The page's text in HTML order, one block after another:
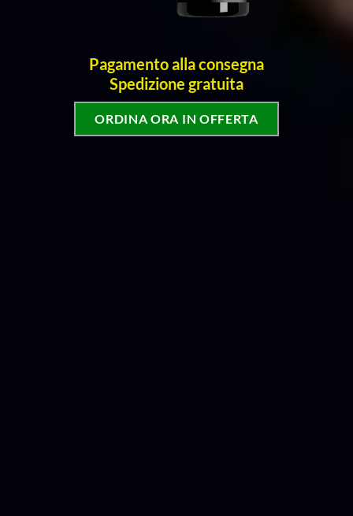
Pagamento alla consegna
Spedizione gratuita
ORDINA ORA IN OFFERTA